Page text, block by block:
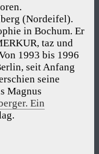
(Nordeifel).
in Bochum. Er
taz und
1993 bis 1996
seit Anfang
seine
Magnus
Ein